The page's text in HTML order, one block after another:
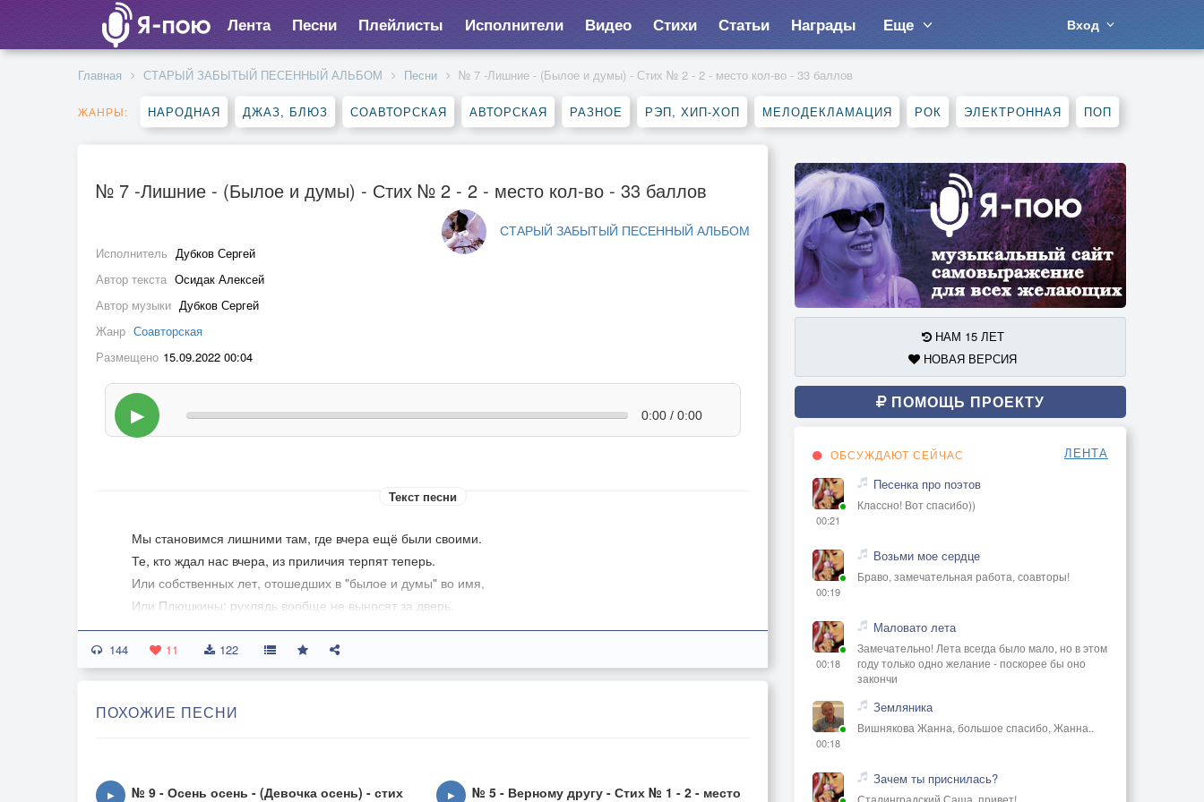
Лента Песни Плейлисты Исполнители Видео Стихи Статьи Награды Еще Вход
Главная СТАРЫЙ ЗАБЫТЫЙ ПЕСЕННЫЙ АЛЬБОМ Песни № 7 -Лишние - (Былое и думы) - Стих № 2 - 2 - место кол-во - 33 баллов
ЖАНРЫ: НАРОДНАЯ ДЖАЗ, БЛЮЗ СОАВТОРСКАЯ АВТОРСКАЯ РАЗНОЕ РЭП, ХИП-ХОП МЕЛОДЕКЛАМАЦИЯ РОК ЭЛЕКТРОННАЯ ПОП
№ 7 -Лишние - (Былое и думы) - Стих № 2 - 2 - место кол-во - 33 баллов
СТАРЫЙ ЗАБЫТЫЙ ПЕСЕННЫЙ АЛЬБОМ
Исполнитель Дубков Сергей
Автор текста Осидак Алексей
Автор музыки Дубков Сергей
Жанр Соавторская
Размещено 15.09.2022 00:04
▶ 0:00 / 0:00
Текст песни
Мы становимся лишними там, где вчера ещё были своими.
Те, кто ждал нас вчера, из приличия терпят теперь.
Или собственных лет, отошедших в "былое и думы" во имя,
Или Плюшкины: рухлядь вообще не выносят за дверь.
Наше детство навеки ушло. По перилам скатилось, и - в память.
Мы, понятно опЕрились - было ли нам до него?
Но ни строчки от детства, ни даже пол-слова за год!
Было не до того: мы тогда разливали портвейн.
144 11 122
ПОХОЖИЕ ПЕСНИ
▶
№ 9 - Осень осень - (Девочка осень) - стих
▶
№ 5 - Верному другу - Стих № 1 - 2 - место
НАМ 15 ЛЕТ
НОВАЯ ВЕРСИЯ
ПОМОЩЬ ПРОЕКТУ
ОБСУЖДАЮТ СЕЙЧАС ЛЕНТА
00:21
Песенка про поэтов
Классно! Вот спасибо))
00:19
Возьми мое сердце
Браво, замечательная работа, соавторы!
00:18
Маловато лета
Замечательно! Лета всегда было мало, но в этом
году только одно желание - поскорее бы оно
закончи
00:18
Земляника
Вишнякова Жанна, большое спасибо, Жанна..
Зачем ты приснилась?
Сталинградский Саша, привет!